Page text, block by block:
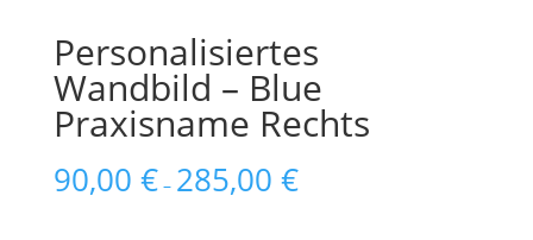
Personalisiertes
Wandbild – Blue
Praxisname Rechts
90,00 €– 285,00 €